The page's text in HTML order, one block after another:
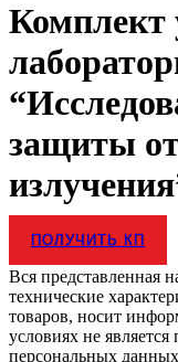
Комплект
защиты
ПОЛУЧИТЬ КП
Вся представленная
технические
товаров, носит
условиях не
персональных данных